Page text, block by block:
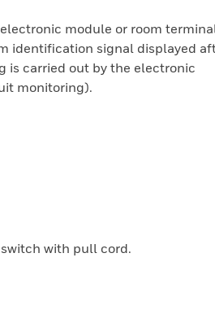
module or room
identification signal displayed
is carried out by the electronic
monitoring).
with pull cord.